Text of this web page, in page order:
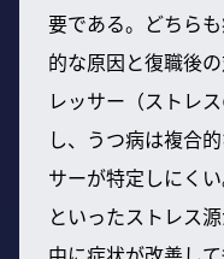
要である。どちら
的な原因と復職後
レッサー（ストレ
し、うつ病は複合
サーが特定しにく
といったストレス